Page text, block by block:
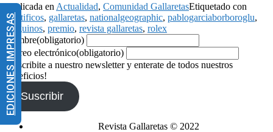
Publicada en Actualidad, Comunidad GallaretasEtiquetado con
cientificos, gallaretas, nationalgeographic, pablogarciaborboroglu,
pinguinos, premio, revista gallaretas, rolex
Nombre(obligatorio)
Correo electrónico(obligatorio)
¡Suscribite a nuestro newsletter y enterate de todos nuestros
beneficios!
Suscribir
Revista Gallaretas © 2022
EDICIONES IMPRESAS